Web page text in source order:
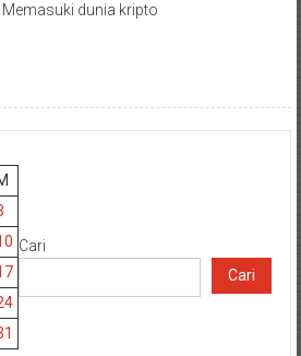
dunia kripto
Cari
Cari